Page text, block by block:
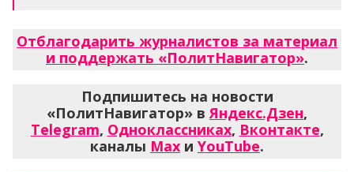
Отблагодарить журналистов за материал
и поддержать «ПолитНавигатор».
Подпишитесь на новости
«ПолитНавигатор» вЯндекс.Дзен,
Telegram, Одноклассниках, Вконтакте,
каналы Max и YouTube.